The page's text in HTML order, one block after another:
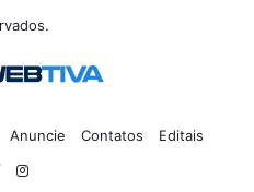
Anuncie Contatos Editais